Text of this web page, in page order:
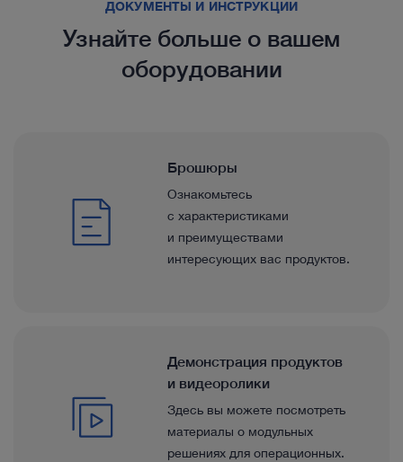
ДОКУМЕНТЫ И ИНСТРУКЦИИ
Узнайте больше о вашем
оборудовании
Брошюры
Ознакомьтесь
с характеристиками
и преимуществами
интересующих вас продуктов.
Демонстрация продуктов
и видеоролики
Здесь вы можете посмотреть
материалы о модульных
решениях для операционных.